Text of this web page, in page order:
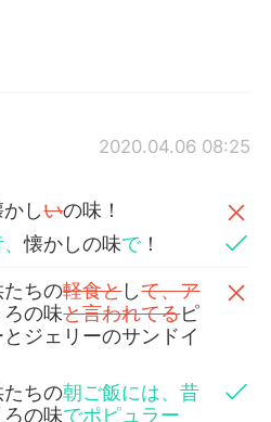
2020.04.06 08:25
かしいの味！
、懐かしの味で！
たちの軽食として、ア
の味と言われてるピ
ジェリーのサンドイ
たちの朝ご飯には、昔
ろの味でポピュラー